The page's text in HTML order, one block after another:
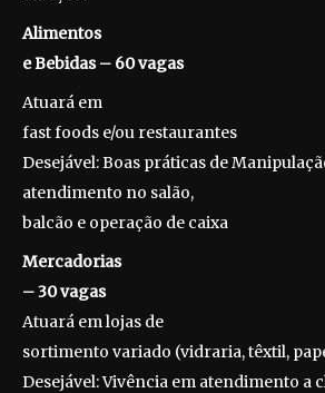
Alimentos
e Bebidas – 60 vagas
Atuará em
fast foods e/ou restaurantes
Desejável: Boas práticas de
atendimento no salão,
balcão e operação de caixa
Mercadorias
– 30 vagas
Atuará em lojas de
sortimento variado (vidraria, têxtil,
Desejável: Vivência em atendimento a